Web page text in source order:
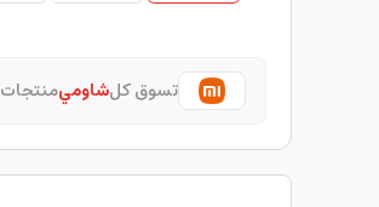
تسوق كلشاوميمنتجات